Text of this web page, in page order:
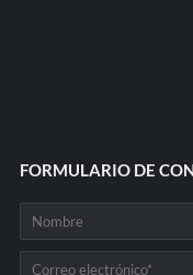
FORMULARIO DE